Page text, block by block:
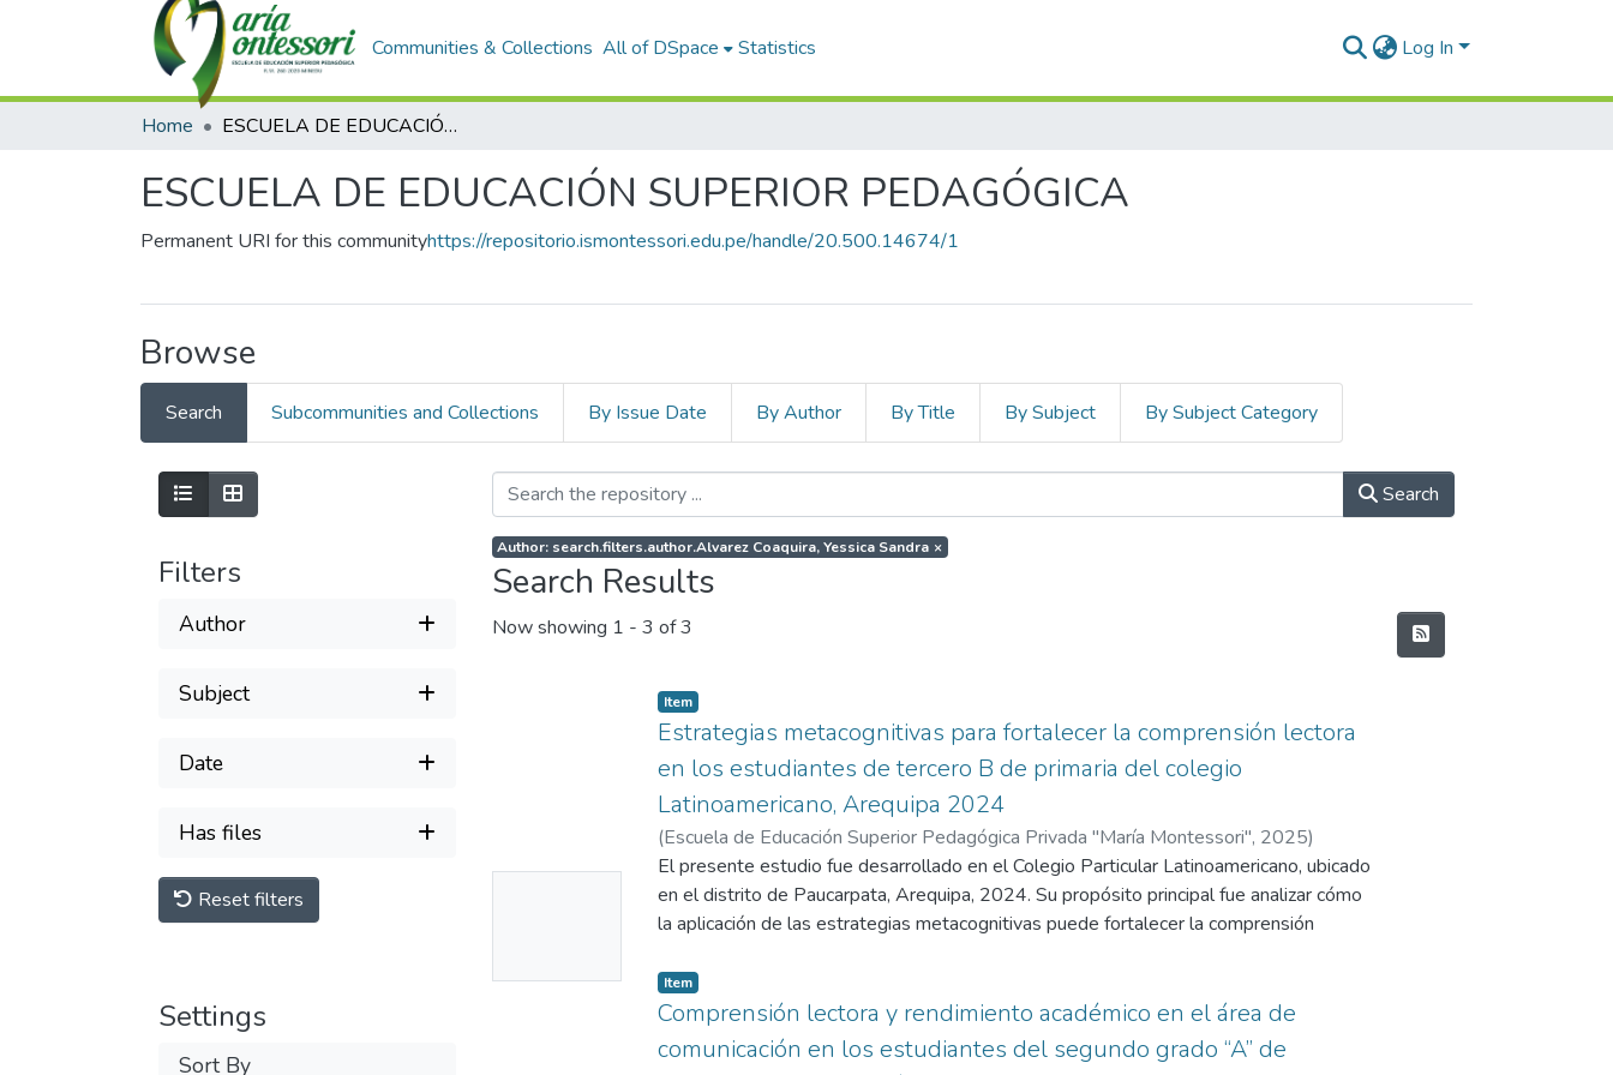
Communities & Collections All of DSpace Statistics Log In
Home ESCUELA DE EDUCACIÓN SUPERIOR PEDAGÓGICA
ESCUELA DE EDUCACIÓN SUPERIOR PEDAGÓGICA
Permanent URI for this communityhttps://repositorio.ismontessori.edu.pe/handle/20.500.14674/1
Browse
Search Subcommunities and Collections By Issue Date By Author By Title By Subject By Subject Category
Filters
Author
Subject
Date
Has files
Reset filters
Settings
Sort By
Search
Author: search.filters.author.Alvarez Coaquira, Yessica Sandra ×
Search Results
Now showing 1 - 3 of 3
Item
Estrategias metacognitivas para fortalecer la comprensión lectora
en los estudiantes de tercero B de primaria del colegio
Latinoamericano, Arequipa 2024
(Escuela de Educación Superior Pedagógica Privada "María Montessori", 2025)
Alvarez Coaquira, Yessica Sandra;Gonzales Nina, Milagros Soledad;Torres Ramos,
Zulvi Madeleine
El presente estudio fue desarrollado en el Colegio Particular Latinoamericano, ubicado
en el distrito de Paucarpata, Arequipa, 2024. Su propósito principal fue analizar cómo
la aplicación de las estrategias metacognitivas puede fortalecer la comprensión
una muestra de 28 estudiantes seleccionados intencionadamente y adoptó un
enfoque cuantitativo, empleando un diseño preexperimental. Para recopilar los datos,
se utilizaron dos herramientas fundamentales: una ficha de observación destinada a
evaluar la comprensión lectora de los estudiantes y una lista de cotejo para obtener
Item
Comprensión lectora y rendimiento académico en el área de
comunicación en los estudiantes del segundo grado “A” de